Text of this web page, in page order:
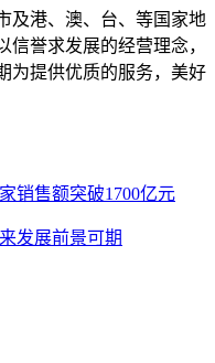
港、澳、台、等国家地
信誉求发展的经营理念，
为提供优质的服务，美好
销售额突破1700亿元
发展前景可期